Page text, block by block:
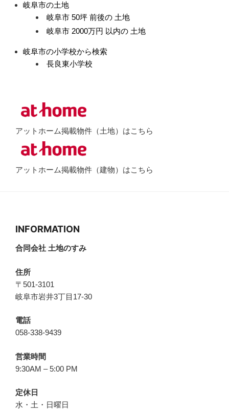
岐阜市の土地
岐阜市 50坪 前後の 土地
岐阜市 2000万円 以内の 土地
岐阜市の小学校から検索
長良東小学校
アットホーム掲載物件（土地）はこちら
アットホーム掲載物件（建物）はこちら
INFORMATION
合同会社 土地のすみ
住所
〒501-3101
岐阜市岩井3丁目17-30
電話
058-338-9439
営業時間
9:30AM – 5:00 PM
定休日
水・土・日曜日